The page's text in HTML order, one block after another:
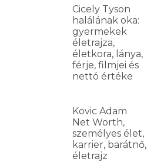
Cicely Tyson
halálának oka:
gyermekek
életrajza,
életkora, lánya,
férje, filmjei és
nettó értéke
Kovic Adam
Net Worth,
személyes élet,
karrier, barátnő,
életrajz